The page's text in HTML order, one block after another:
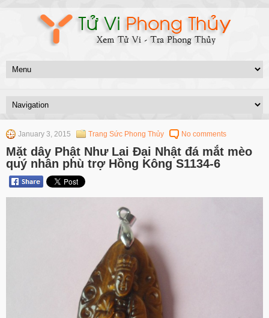
January 3, 2015 Trang Sức Phong Thủy No comments
Mặt dây Phật Như Lai Đại Nhật đá mắt mèo
quý nhân phù trợ Hồng Kông S1134-6